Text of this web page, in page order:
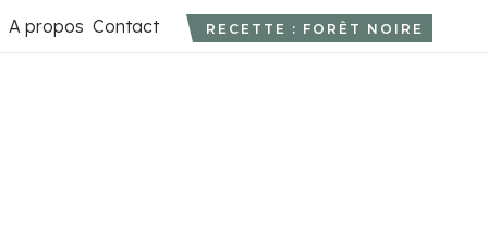
A propos Contact RECETTE : FORÊT NOIRE